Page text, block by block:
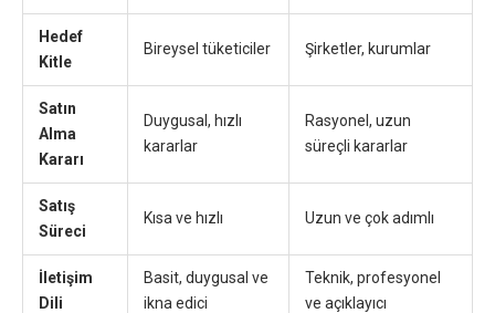
Hedef
Kitle
Bireysel tüketiciler Şirketler, kurumlar
Satın
Alma
Kararı
Duygusal, hızlı
kararlar
Rasyonel, uzun
süreçli kararlar
Satış
Süreci
Kısa ve hızlı Uzun ve çok adımlı
İletişim
Dili
Basit, duygusal ve
ikna edici
Teknik, profesyonel
ve açıklayıcı